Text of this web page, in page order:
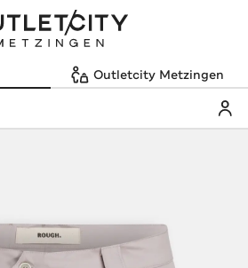
Outletcity Metzingen